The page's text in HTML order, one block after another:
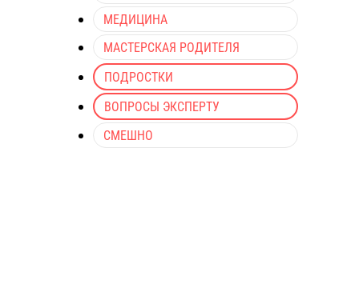
МЕДИЦИНА
МАСТЕРСКАЯ РОДИТЕЛЯ
ПОДРОСТКИ
ВОПРОСЫ ЭКСПЕРТУ
СМЕШНО